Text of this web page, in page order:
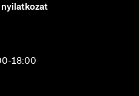
18:00